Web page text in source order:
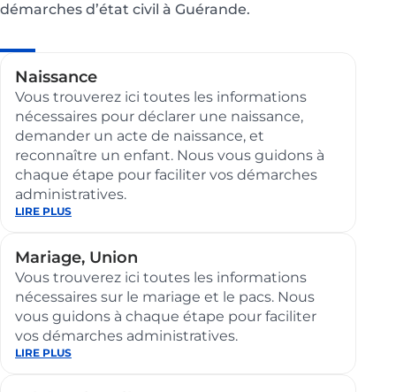
démarches d’état civil à Guérande.
Pages
enfant
de
la
page
État
civil
Naissance
​​Vous trouverez ici toutes les informations
nécessaires pour déclarer une naissance,
demander un acte de naissance, et
reconnaître un enfant. Nous vous guidons à
chaque étape pour faciliter vos démarches
administratives.
:LIRE PLUS
Mariage, Union
Vous trouverez ici toutes les informations
nécessaires sur le mariage et le pacs. Nous
vous guidons à chaque étape pour faciliter
vos démarches administratives.
:LIRE PLUS